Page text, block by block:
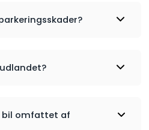
bil omfattet af